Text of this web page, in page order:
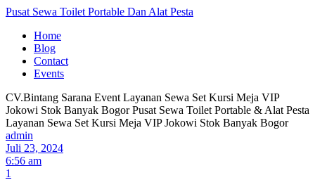
Pusat Sewa Toilet Portable Dan Alat Pesta
Home
Blog
Contact
Events
CV.Bintang Sarana Event Layanan Sewa Set Kursi Meja VIP
Jokowi Stok Banyak BogorPusat Sewa Toilet Portable & Alat Pesta
Layanan Sewa Set Kursi Meja VIP Jokowi Stok Banyak Bogor
admin
Juli 23, 2024
6:56 am
1